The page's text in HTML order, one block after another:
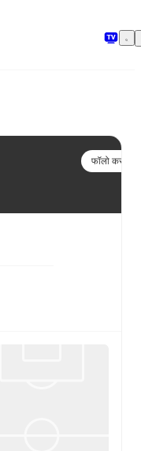
फॉलो करो